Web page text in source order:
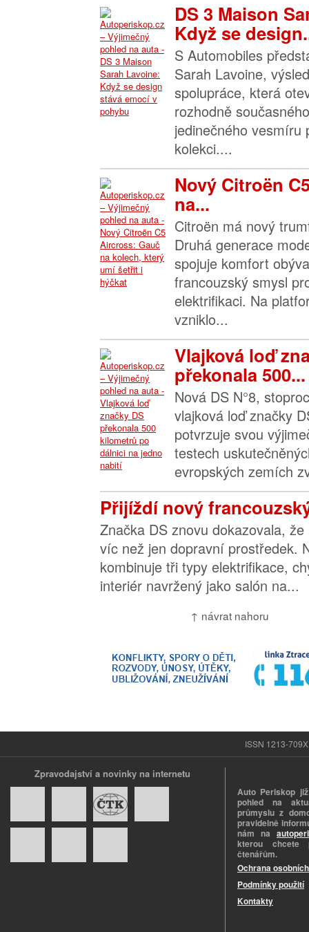
DS 3 Maison
Když se
S Automobiles
Sarah Lavoine,
spolupráce, která
rozhodně
jedinečného vesmíru
kolekci....
Nový Citroën
na...
Citroën má nový
Druhá generace
spojuje komfort
francouzský smysl
elektrifikaci. Na
vzniklo...
Vlajková loď
překonala 500...
Nová DS N°8,
vlajková loď značky
potvrzuje svou
testech
evropských zemích
Přijíždí nový
Značka DS znovu dokazovala,
víc než jen dopravní prostředek.
kombinuje tři typy elektrifikace,
interiér navržený jako salón na...
↑ návrat nahoru
ISSN 1213-
Zpravodajství a novinky na internetu
Auto Periskop
pohled na
průmyslu z
pravidelně
nám na
kterou chcete
čtenářům.
Ochrana
Podmínky použití
Kontakty